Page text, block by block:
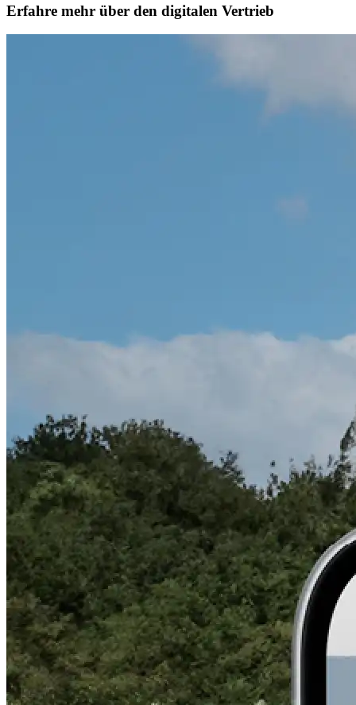
Erfahre mehr über den digitalen Vertrieb